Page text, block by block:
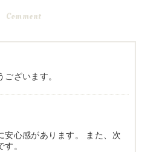
Comment
ざいます。
安心感があります。 また、次
。